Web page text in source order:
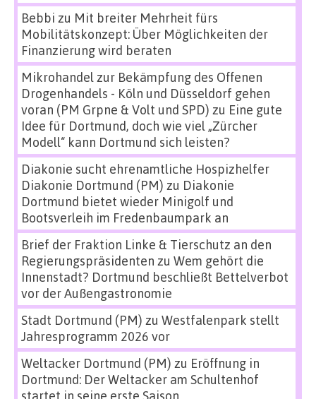
Bebbi zu Mit breiter Mehrheit fürs
Mobilitätskonzept: Über Möglichkeiten der
Finanzierung wird beraten
Mikrohandel zur Bekämpfung des Offenen
Drogenhandels - Köln und Düsseldorf gehen
voran (PM Grpne & Volt und SPD) zu Eine gute
Idee für Dortmund, doch wie viel „Zürcher
Modell“ kann Dortmund sich leisten?
Diakonie sucht ehrenamtliche Hospizhelfer
Diakonie Dortmund (PM) zu Diakonie
Dortmund bietet wieder Minigolf und
Bootsverleih im Fredenbaumpark an
Brief der Fraktion Linke & Tierschutz an den
Regierungspräsidenten zu Wem gehört die
Innenstadt? Dortmund beschließt Bettelverbot
vor der Außengastronomie
Stadt Dortmund (PM) zu Westfalenpark stellt
Jahresprogramm 2026 vor
Weltacker Dortmund (PM) zu Eröffnung in
Dortmund: Der Weltacker am Schultenhof
startet in seine erste Saison